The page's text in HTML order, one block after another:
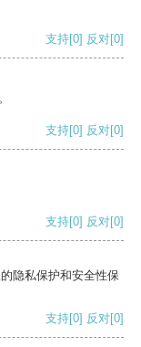
支持[0] 反对[0]
支持[0] 反对[0]
支持[0] 反对[0]
隐私保护和安全性保
支持[0] 反对[0]